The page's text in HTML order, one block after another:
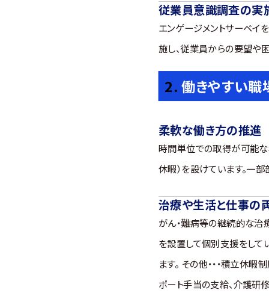
従業員意識調査の実
エンゲージメントサーベイ
施し、従業員からの要望や
働きやすい
柔軟な働き方の推進
時間単位での取得が可能な
休暇）を設けています。一
治療や生活と仕事の
がん・難病等の継続的な治
を設置して個別支援をして
ます。 その他・・・積立休
ポート手当の支給、介護研